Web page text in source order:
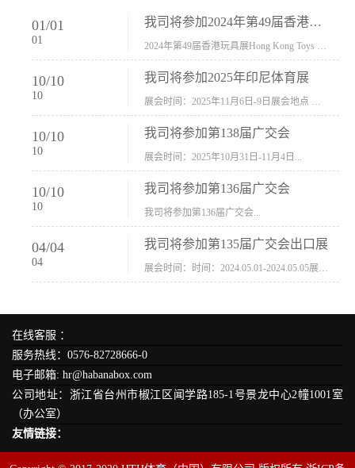
01/01
01
我司将参加2024年第49届香港玩具展Hong Kong Toys & Games Fair 欢迎新···
10/10
10
我司将参加2025年印尼体育展
10/10
10
我司将参加第138届广交会
展会时间：2025年10月31日-11月4日...
10/10
10
我司将参加第136届广交会
我司将参加第136届广交会...
04/04
04
我司将参加第135届广交会出口展
展会时间：时间：2024.05.01-2024.05.05展会地址：中国进出口商品交易会展馆福建康莱宝公司展位号12.1G37-38、H11-12，浙江康莱宝展位号17.1B23-24、C19-20...
在线客服 ：
服务热线：0576-82728666-0
电子邮箱: hr@habanabox.com
公司地址：浙江省台州市椒江区闻学路185-1号景龙中心2幢1001室
（办公室）
友情链接：